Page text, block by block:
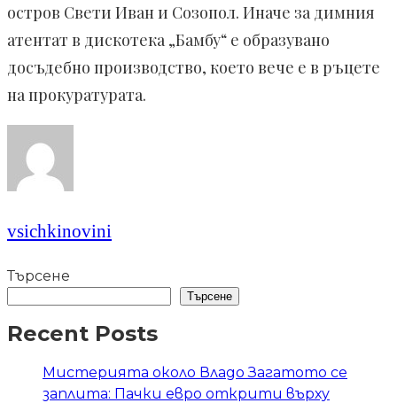
остров Свети Иван и Созопол. Иначе за димния
атентат в дискотека „Бамбу“ е образувано
досъдебно производство, което вече е в ръцете
на прокуратурата.
vsichkinovini
Търсене
Търсене
Recent Posts
Мистерията около Владо Загатото се
заплита: Пачки евро открити върху